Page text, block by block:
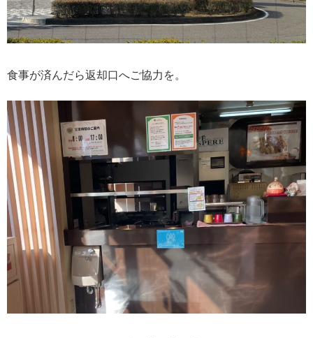
食事が済んだら返却口へご協力を。